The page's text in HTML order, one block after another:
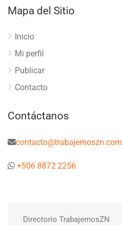
Mapa del Sitio
Inicio
Mi perfil
Publicar
Contacto
Contáctanos
contacto@trabajemoszn.com
+506 8872 2256
Directorio TrabajemosZN